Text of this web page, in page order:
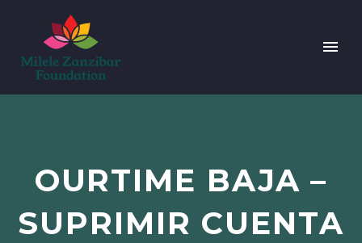
OURTIME BAJA –
SUPRIMIR CUENTA